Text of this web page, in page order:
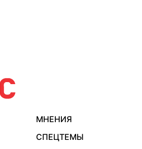
МНЕНИЯ
СПЕЦТЕМЫ